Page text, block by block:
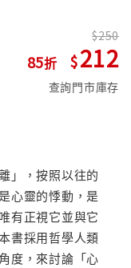
85
250
212
查詢門市庫存
」，按照以往的
心靈的悸動，是
有正視它並與它
書採用哲學人類
度，來討論「心